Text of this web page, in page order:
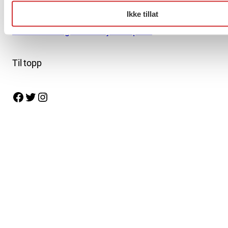
Ikke tillat
Til topp
Facebook Twitter Instagram